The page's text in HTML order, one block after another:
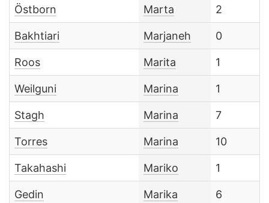
Östborn Marta 2
Bakhtiari Marjaneh 0
Roos Marita 1
Weilguni Marina 1
Stagh Marina 7
Torres Marina 10
Takahashi Mariko 1
Gedin Marika 6